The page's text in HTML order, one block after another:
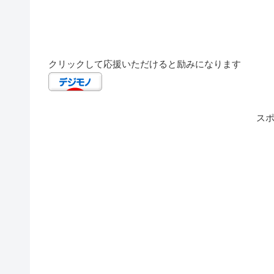
クリックして応援いただけると励みになります
ス